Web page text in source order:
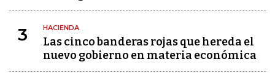
3 HACIENDA
Las cinco banderas rojas que hereda el
nuevo gobierno en materia económica